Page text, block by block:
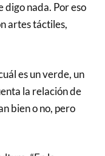
digo nada. Por eso
artes táctiles,
es un verde, un
la relación de
bien o no, pero